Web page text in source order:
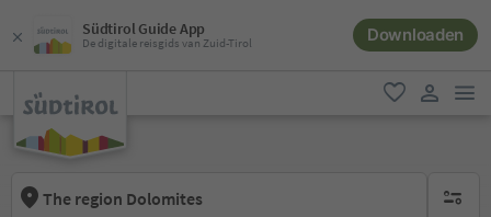
Südtirol Guide App
De digitale reisgids van Zuid-Tirol Downloaden
favoriet
The region Dolomites geen